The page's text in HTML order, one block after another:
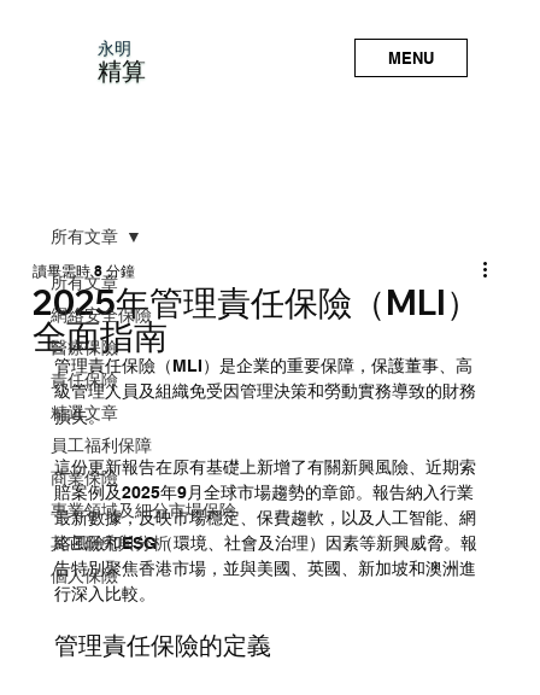
永明
精算 MENU
所有文章
網絡安全保險
醫療保險
責任保險
精選文章
員工福利保障
商業保險
專業領域及細分市場保險
其它研究與分析
個人保險
所有文章
2025年管理責任保險（MLI）
全面指南
讀畢需時 8 分鐘
管理責任保險（MLI）是企業的重要保障，保護董事、高
級管理人員及組織免受因管理決策和勞動實務導致的財務
損失。
這份更新報告在原有基礎上新增了有關新興風險、近期索
賠案例及2025年9月全球市場趨勢的章節。報告納入行業
最新數據，反映市場穩定、保費趨軟，以及人工智能、網
絡風險和ESG（環境、社會及治理）因素等新興威脅。報
告特別聚焦香港市場，並與美國、英國、新加坡和澳洲進
行深入比較。
管理責任保險的定義